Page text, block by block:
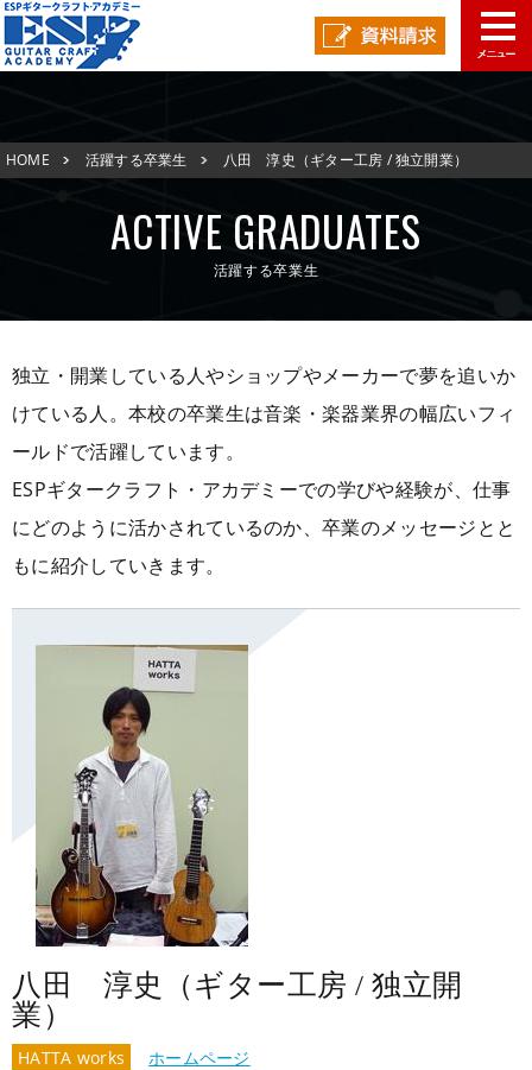
メッセージ ESPヒストリー 学校の特長
学科コース
学科・コース紹介
よくある質問
就職進路指導 就職実績 卒業生紹介
イベント 学生作品 来校アーティスト
アーティストメッセージ 講師の腕自慢
コラム GCAの人気動画紹介
各校紹介
東京校
大阪校
オープンキャンパス 資料請求
HOME 活躍する卒業生 八田 淳史（ギター工房 / 独立開業）
ACTIVE GRADUATES
活躍する卒業生
独立・開業している人やショップやメーカーで夢を追いか
けている人。本校の卒業生は音楽・楽器業界の幅広いフィ
ールドで活躍しています。
ESPギタークラフト・アカデミーでの学びや経験が、仕事
にどのように活かされているのか、卒業のメッセージとと
もに紹介していきます。
八田 淳史（ギター工房 / 独立開
業）
HATTA works ホームページ